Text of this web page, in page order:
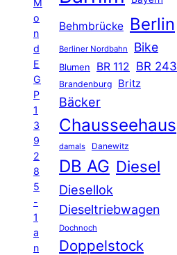
M
o
n
d
E
G
P
1
3
9
2
8
5
-
1
a
n
Behmbrücke Berlin
Berliner Nordbahn Bike
Blumen BR 112 BR 243
Brandenburg Britz
Bäcker
Chausseehaus
damals Danewitz
DB AG Diesel
Diesellok
Dieseltriebwagen
Dochnoch
Doppelstock